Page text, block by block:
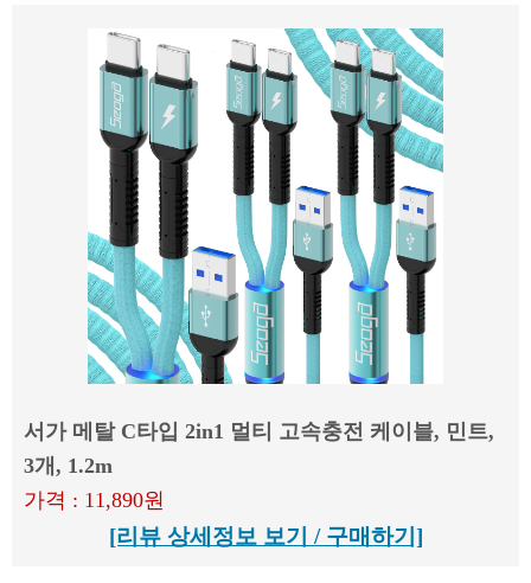
서가 메탈 C타입 2in1 멀티 고속충전 케이블, 민트,
3개, 1.2m
가격 : 11,890원
[리뷰 상세정보 보기 / 구매하기]